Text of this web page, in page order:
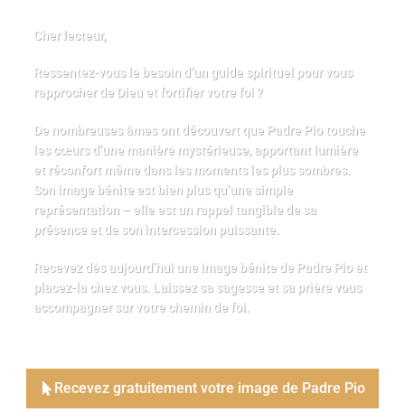
Cher lecteur,
Ressentez-vous le besoin d’un guide spirituel pour vous
rapprocher de Dieu et fortifier votre foi ?
De nombreuses âmes ont découvert que Padre Pio touche
les cœurs d’une manière mystérieuse, apportant lumière
et réconfort même dans les moments les plus sombres.
Son image bénite est bien plus qu’une simple
représentation – elle est un rappel tangible de sa
présence et de son intercession puissante.
Recevez dès aujourd’hui une image bénite de Padre Pio et
placez-la chez vous. Laissez sa sagesse et sa prière vous
accompagner sur votre chemin de foi.
Recevez gratuitement votre image de Padre Pio